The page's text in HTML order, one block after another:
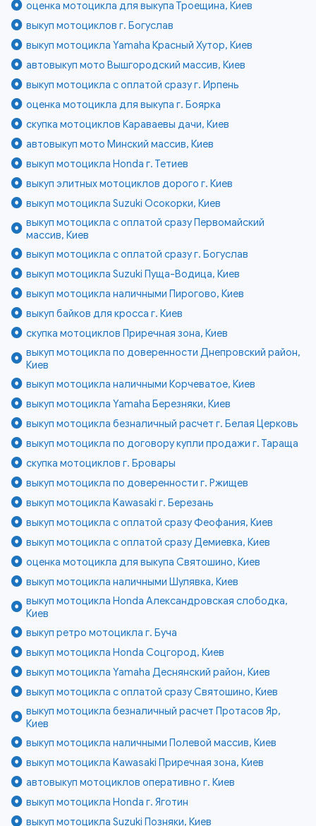
оценка мотоцикла для выкупа Троещина, Киев
выкуп мотоциклов г. Богуслав
выкуп мотоцикла Yamaha Красный Хутор, Киев
автовыкуп мото Вышгородский массив, Киев
выкуп мотоцикла с оплатой сразу г. Ирпень
оценка мотоцикла для выкупа г. Боярка
скупка мотоциклов Караваевы дачи, Киев
автовыкуп мото Минский массив, Киев
выкуп мотоцикла Honda г. Тетиев
выкуп элитных мотоциклов дорого г. Киев
выкуп мотоцикла Suzuki Осокорки, Киев
выкуп мотоцикла с оплатой сразу Первомайский
массив, Киев
выкуп мотоцикла с оплатой сразу г. Богуслав
выкуп мотоцикла Suzuki Пуща-Водица, Киев
выкуп мотоцикла наличными Пирогово, Киев
выкуп байков для кросса г. Киев
скупка мотоциклов Приречная зона, Киев
выкуп мотоцикла по доверенности Днепровский район,
Киев
выкуп мотоцикла наличными Корчеватое, Киев
выкуп мотоцикла Yamaha Березняки, Киев
выкуп мотоцикла безналичный расчет г. Белая Церковь
выкуп мотоцикла по договору купли продажи г. Тараща
скупка мотоциклов г. Бровары
выкуп мотоцикла по доверенности г. Ржищев
выкуп мотоцикла Kawasaki г. Березань
выкуп мотоцикла с оплатой сразу Феофания, Киев
выкуп мотоцикла с оплатой сразу Демиевка, Киев
оценка мотоцикла для выкупа Святошино, Киев
выкуп мотоцикла наличными Шулявка, Киев
выкуп мотоцикла Honda Александровская слободка,
Киев
выкуп ретро мотоцикла г. Буча
выкуп мотоцикла Honda Соцгород, Киев
выкуп мотоцикла Yamaha Деснянский район, Киев
выкуп мотоцикла с оплатой сразу Святошино, Киев
выкуп мотоцикла безналичный расчет Протасов Яр,
Киев
выкуп мотоцикла наличными Полевой массив, Киев
выкуп мотоцикла Kawasaki Приречная зона, Киев
автовыкуп мотоциклов оперативно г. Киев
выкуп мотоцикла Honda г. Яготин
выкуп мотоцикла Suzuki Позняки, Киев